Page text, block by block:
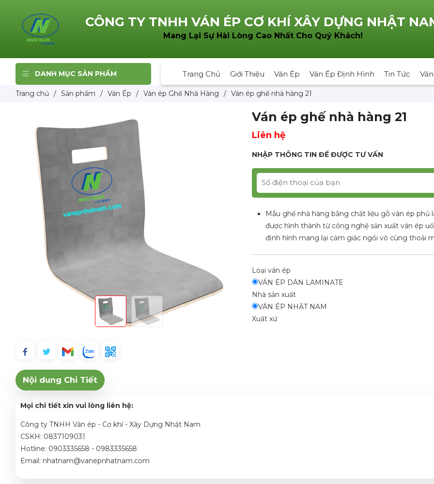
CÔNG TY TNHH VÁN ÉP CƠ KHÍ XÂY DỰNG NHẬT
Mang Lại Sự Hài Lòng Cao Nhất Cho Quý Khách!
DANH MỤC SẢN PHẨM Trang Chủ Giới Thiệu Ván Ép Ván Ép Định Hình Tin Tức
Trang chủ / Sản phẩm / Ván Ép / Ván ép Ghế Nhà Hàng / Ván ép ghế nhà hàng 21
Ván ép ghế nhà hàng 21
Liên hệ
NHẬP THÔNG TIN ĐỂ ĐƯỢC TƯ VẤN
Mẫu ghế nhà hàng bằng chất liệu gỗ ván ép phủ
được hình thành từ công nghệ sản xuất ván ép
định hình mang lại cảm giác ngồi vô cùng thoải
Loại ván ép
VÁN ÉP DÁN LAMINATE
Nhà sản xuất
VÁN ÉP NHẬT NAM
Xuất xứ
Nội dung Chi Tiết
Mọi chi tiết xin vui lòng liên hệ:
Công ty TNHH Ván ép - Cơ khí - Xây Dựng Nhật Nam
CSKH: 0837109031
Hotline: 0903335658 - 0983335658
Email: nhatnam@vanepnhatnam.com